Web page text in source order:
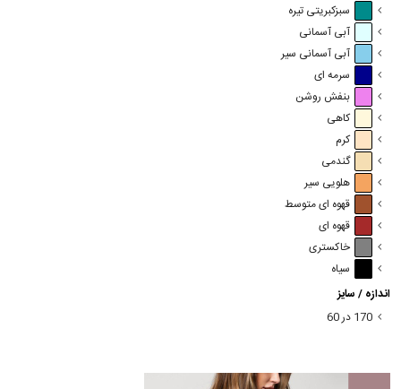
سبزکبریتی تیره
آبی آسمانی
آبی آسمانی سیر
سرمه ای
بنفش روشن
کاهی
کرم
گندمی
هلویی سیر
قهوه ای متوسط
قهوه ای
خاکستری
سیاه
اندازه / سایز
170 در 60